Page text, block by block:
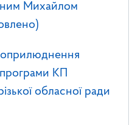
Михайлом
програми КП
обласної ради